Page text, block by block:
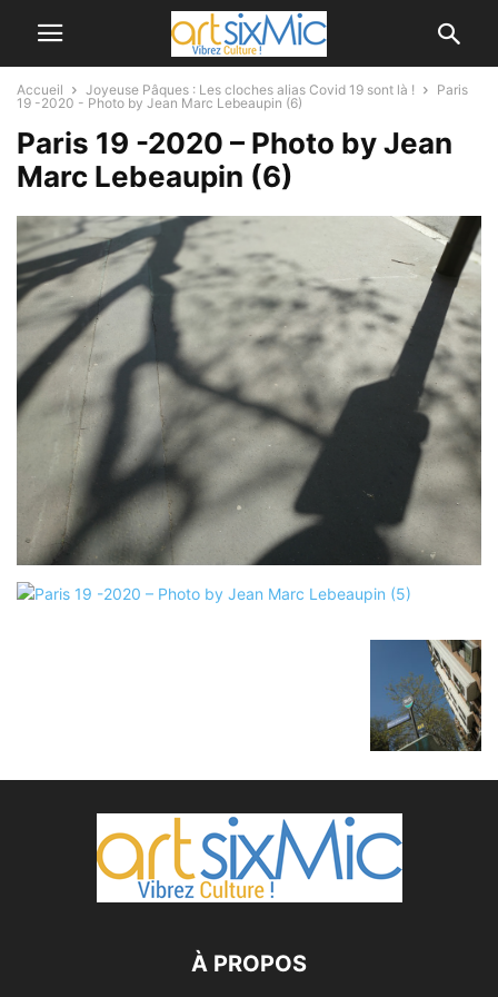
Accueil Joyeuse Pâques : Les cloches alias Covid 19 sont là !
Paris
19 -2020 - Photo by Jean Marc Lebeaupin (6)
Paris 19 -2020 – Photo by Jean
Marc Lebeaupin (6)
À PROPOS